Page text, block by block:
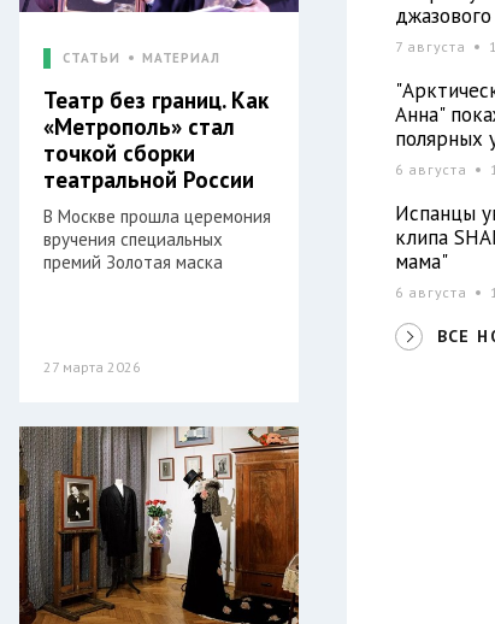
СТАТЬИ МАТЕРИАЛ
Театр без границ. Как
«Метрополь» стал
точкой сборки
театральной России
В Москве прошла церемония
вручения специальных
премий Золотая маска
27 марта 2026
7 августа
Анна"
полярных
6 августа
Испанцы
клипа
мама"
6 августа
ВСЕ